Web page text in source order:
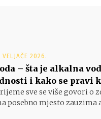
VELJAČE 2026.
– šta je alkalna
i kako se pravi
sve se više govori o
posebno mjesto zauzima